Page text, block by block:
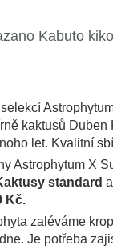
Kabuto
kaktusů Duben
let. Kvalitní
Astrophytum X
standard
Kč.
zaléváme
Je potřeba